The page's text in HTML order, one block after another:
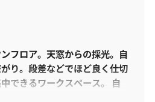
フロア。天窓からの採光。自
り。段差などでほど良く仕切
できるワークスペース。 自